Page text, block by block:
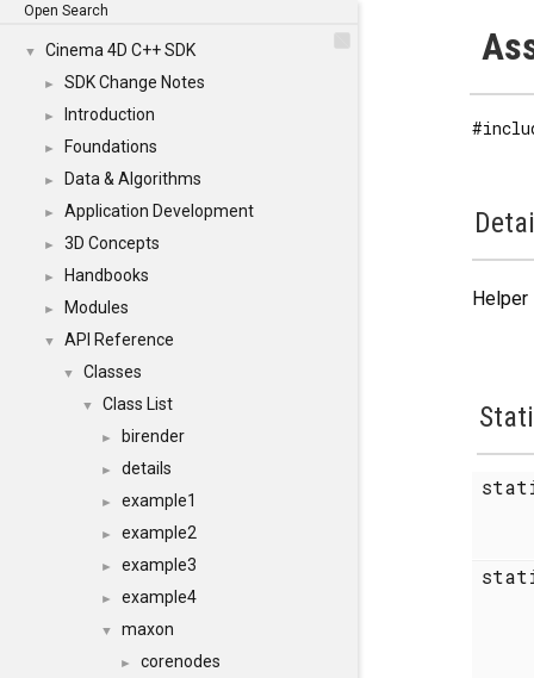
Open Search
▼ Cinema 4D C++ SDK
► SDK Change Notes
► Introduction
► Foundations
► Data & Algorithms
► Application Development
► 3D Concepts
► Handbooks
► Modules
▼ API Reference
▼ Classes
▼ Class List
► birender
► details
► example1
► example2
► example3
► example4
▼ maxon
► corenodes